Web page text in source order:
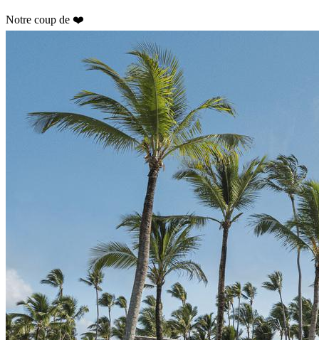
Notre coup de ❤️